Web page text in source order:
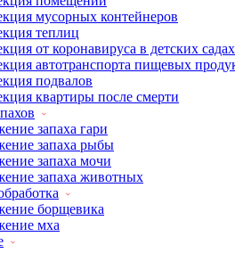
мусорных контейнеров
теплиц
от коронавируса в детских садах
автотранспорта пищевых
подвалов
квартиры после смерти
запаха гари
запаха рыбы
запаха мочи
запаха животных
борщевика
мха